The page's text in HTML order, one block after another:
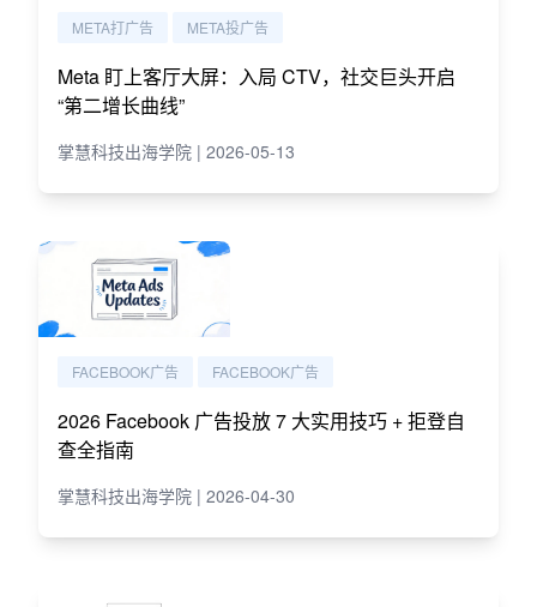
META打广告 META投广告
Meta 盯上客厅大屏：入局 CTV，社交巨头开启
“第二增长曲线”
掌慧科技出海学院 | 2026-05-13
FACEBOOK广告 FACEBOOK广告
2026 Facebook 广告投放 7 大实用技巧 + 拒登自
查全指南
掌慧科技出海学院 | 2026-04-30